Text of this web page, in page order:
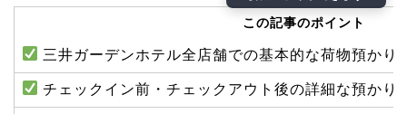
この記事のポイント
三井ガーデンホテル全店舗での基本的な荷物預かり
チェックイン前・チェックアウト後の詳細な預かり